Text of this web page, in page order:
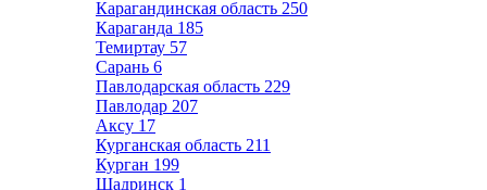
Карагандинская область 250
Караганда 185
Темиртау 57
Сарань 6
Павлодарская область 229
Павлодар 207
Аксу 17
Курганская область 211
Курган 199
Шадринск 1